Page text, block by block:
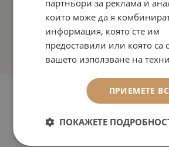
партньори за реклама и
които може да я
информация, която сте им
предоставили или която са
вашето използване на
ПРИЕМЕТЕ
ПОКАЖЕТЕ